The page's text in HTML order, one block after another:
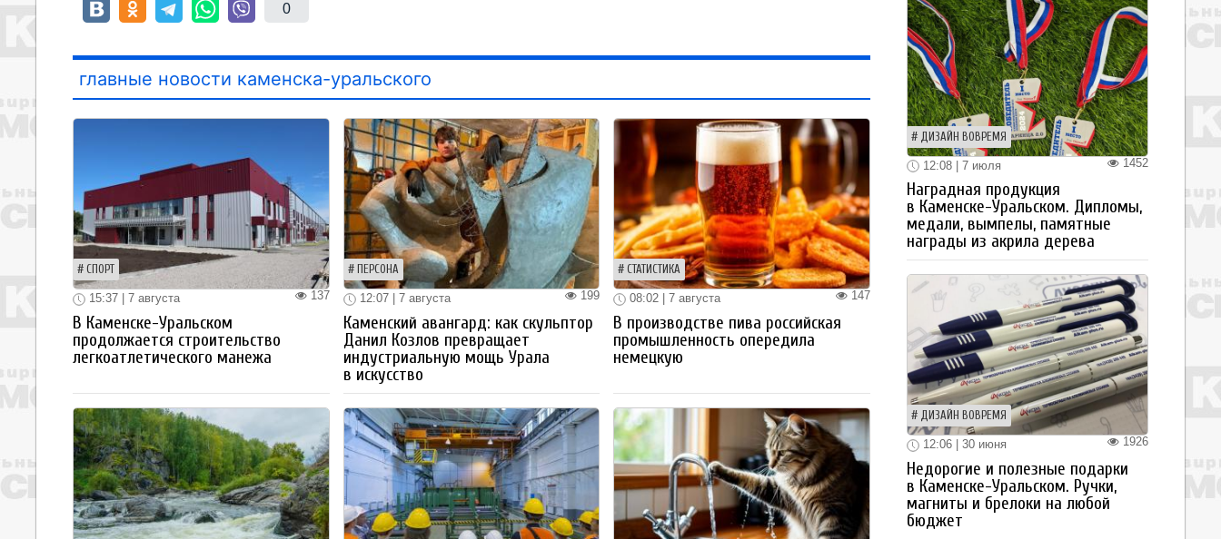
0
главные новости каменска-уральского
СПОРТ
137
15:37 | 7 августа
В Каменске-Уральском
продолжается строительство
легкоатлетического манежа
ПЕРСОНА
199
12:07 | 7 августа
Каменский авангард: как скульптор
Данил Козлов превращает
индустриальную мощь Урала
в искусство
СТАТИСТИКА
147
08:02 | 7 августа
В производстве пива российская
промышленность опередила
немецкую
ДИЗАЙН ВОВРЕМЯ
1452
12:08 | 7 июля
Наградная продукция
в Каменске-Уральском. Дипломы,
медали, вымпелы, памятные
награды из акрила дерева
ДИЗАЙН ВОВРЕМЯ
1926
12:06 | 30 июня
Недорогие и полезные подарки
в Каменске-Уральском. Ручки,
магниты и брелоки на любой
бюджет